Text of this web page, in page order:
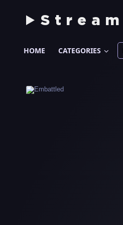
Stream
HOME CATEGORIES